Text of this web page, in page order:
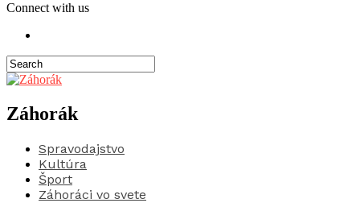
Connect with us
Záhorák
Spravodajstvo
Kultúra
Šport
Záhoráci vo svete